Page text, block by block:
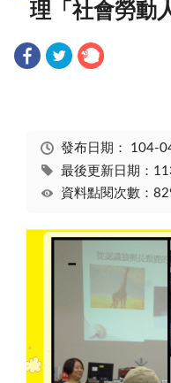
理「社會勞動
發布日期： 104-
最後更新日期：
資料點閱次數：